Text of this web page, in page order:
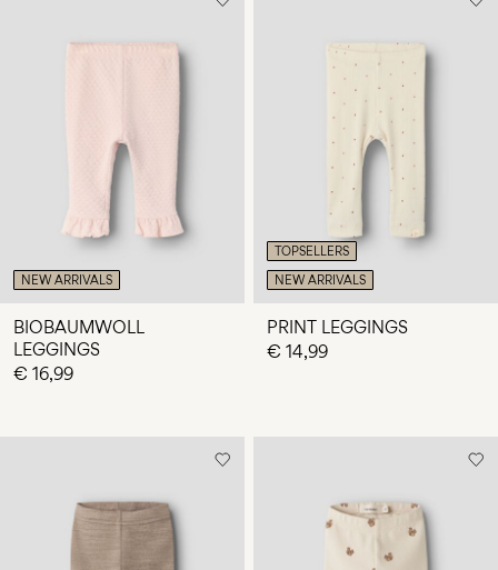
NEW ARRIVALS
BIOBAUMWOLL
LEGGINGS
€ 16,99
TOPSELLERS
NEW ARRIVALS
PRINT LEGGINGS
€ 14,99